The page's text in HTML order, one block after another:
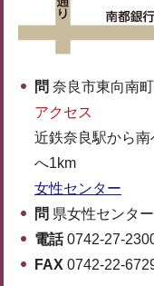
問 奈良市東向南
アクセス
近鉄奈良駅から
へ1km
女性センター
問 県女性センター
電話0742-27-
FAX 0742-22-